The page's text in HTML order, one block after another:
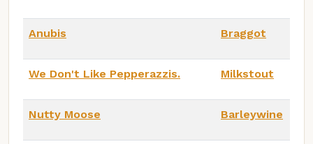
Anubis Braggot
We Don't Like Pepperazzis. Milkstout
Nutty Moose Barleywine